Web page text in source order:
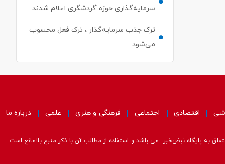
سرمایه‌گذاری حوزه گردشگری اعلام شدند
ترک جذب سرمایه‌گذار ، ترک فعل محسوب
می‌شود
اقتصادی اجتماعی فرهنگی و هنری علمی درباره ما
به پایگاه نبض‌خبر می باشد و استفاده از مطالب آن با ذکر منبع بلامانع است.